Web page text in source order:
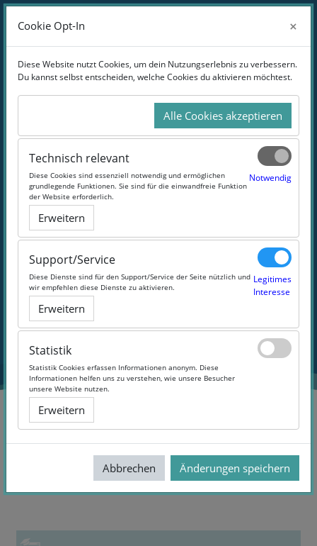
Zum Hauptinhalt
Website-Übersicht
Anmelden
Online-Weiterbildung Medizintechnik
Die geballte Medizinprodukte-Kompetenz
#Medizin #Technik
Cookie Opt-In ×
Diese Website nutzt Cookies, um dein Nutzungserlebnis zu verbessern.
Du kannst selbst entscheiden, welche Cookies du aktivieren möchtest.
Alle Cookies akzeptieren
Technisch relevant
Diese Cookies sind essenziell notwendig und ermöglichen
grundlegende Funktionen. Sie sind für die einwandfreie Funktion
der Website erforderlich.
Notwendig
Erweitern
Support/Service
Diese Dienste sind für den Support/Service der Seite nützlich und
wir empfehlen diese Dienste zu aktivieren.
Legitimes
Interesse
Erweitern
Statistik
Statistik Cookies erfassen Informationen anonym. Diese
Informationen helfen uns zu verstehen, wie unsere Besucher
unsere Website nutzen.
Erweitern
Abbrechen Änderungen speichern
Cookie Opt-In ×
Diese Website nutzt Cookies, um dein Nutzungserlebnis zu verbessern.
Du kannst selbst entscheiden, welche Cookies du aktivieren möchtest.
Alle Cookies akzeptieren
Technisch relevant
Diese Cookies sind essenziell notwendig und ermöglichen
grundlegende Funktionen. Sie sind für die einwandfreie Funktion
der Website erforderlich.
Notwendig
Erweitern
Support/Service
Diese Dienste sind für den Support/Service der Seite nützlich und
wir empfehlen diese Dienste zu aktivieren.
Legitimes
Interesse
Erweitern
Statistik
Statistik Cookies erfassen Informationen anonym. Diese
Informationen helfen uns zu verstehen, wie unsere Besucher
unsere Website nutzen.
Erweitern
Abbrechen Änderungen speichern